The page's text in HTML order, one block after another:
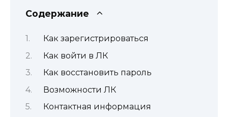
Содержание
Как зарегистрироваться
Как войти в ЛК
Как восстановить пароль
Возможности ЛК
Контактная информация